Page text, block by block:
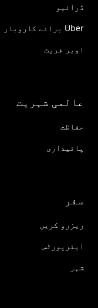
ڈرائیو
Uber برائے کاروبار
اوبر فریٹ
عالمی شہریت
حفاظت
پائیداری
سفر
ریزرو کریں
ایئرپورٹس
شہر